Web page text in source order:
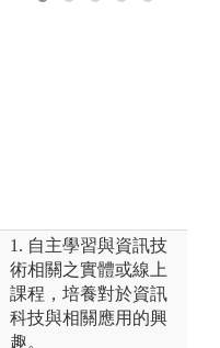
1. 自主學習與資訊技
術相關之實體或線上
課程，培養對於資訊
科技與相關應用的興
趣。